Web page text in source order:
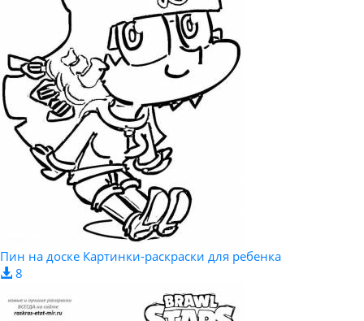
Пин на доске Картинки-раскраски для ребенка
8